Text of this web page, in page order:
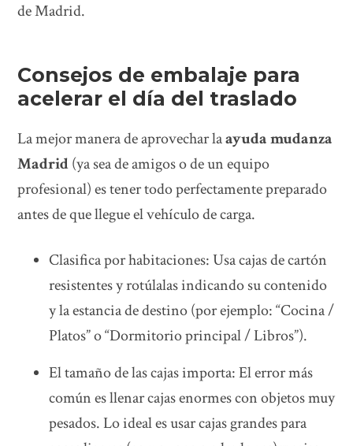
de Madrid.
Consejos de embalaje para
acelerar el día del traslado
La mejor manera de aprovechar laayuda mudanza
Madrid(ya sea de amigos o de un equipo
profesional) es tener todo perfectamente preparado
antes de que llegue el vehículo de carga.
Clasifica por habitaciones: Usa cajas de cartón
resistentes y rotúlalas indicando su contenido
y la estancia de destino (por ejemplo: “Cocina /
Platos” o “Dormitorio principal / Libros”).
El tamaño de las cajas importa: El error más
común es llenar cajas enormes con objetos muy
pesados. Lo ideal es usar cajas grandes para